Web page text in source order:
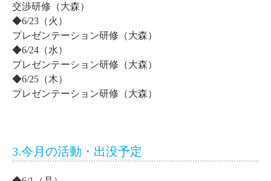
交渉研修（大森）
◆6/23（火）
プレゼンテーション研修（大森）
◆6/24（水）
プレゼンテーション研修（大森）
◆6/25（木）
プレゼンテーション研修（大森）
3.今月の活動・出没予定